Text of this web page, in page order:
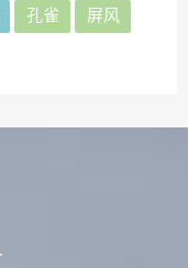
孔雀 屏风